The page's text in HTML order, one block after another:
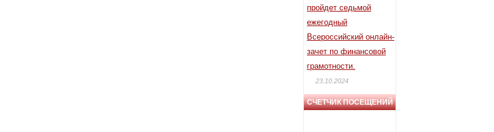
пройдет седьмой
ежегодный
Всероссийский онлайн-
зачет по финансовой
грамотности.
23.10.2024
СЧЕТЧИК ПОСЕЩЕНИЙ